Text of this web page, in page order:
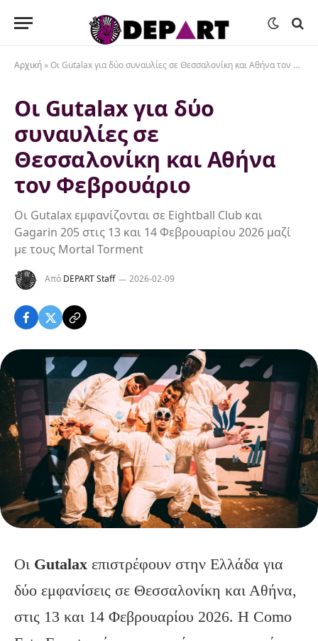
Αρχική »Οι Gutalax για δύο συναυλίες σε Θεσσαλονίκη και Αθήνα τον Φεβρουάριο
Οι Gutalax για δύο
συναυλίες σε
Θεσσαλονίκη και Αθήνα
τον Φεβρουάριο
Οι Gutalax εμφανίζονται σε Eightball Club και
Gagarin 205 στις 13 και 14 Φεβρουαρίου 2026 μαζί
με τους Mortal Torment
Από DEPART Staff 2026-02-09
Οι Gutalax επιστρέφουν στην Ελλάδα για
δύο εμφανίσεις σε Θεσσαλονίκη και Αθήνα,
στις 13 και 14 Φεβρουαρίου 2026. Η Como